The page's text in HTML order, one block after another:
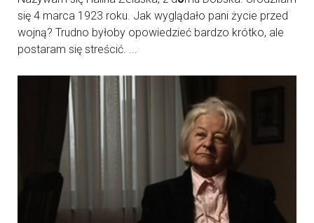
się 4 marca 1923 roku. Jak wyglądało pani życie przed
wojną? Trudno byłoby opowiedzieć bardzo krótko, ale
postaram się streścić. ...